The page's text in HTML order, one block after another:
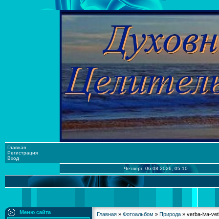
Главная
Регистрация
Вход
Четверг, 06.08.2026, 05:10
Меню сайта Главная » Фотоальбом » Природа » verba-iva-